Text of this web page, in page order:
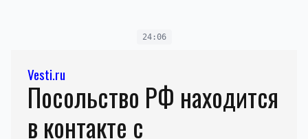
24:06
Vesti.ru
Посольство РФ находится
в контакте с